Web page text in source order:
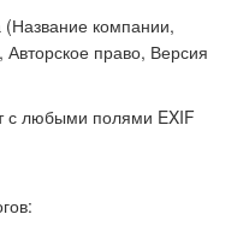
компании,
право, Версия
с любыми полями EXIF